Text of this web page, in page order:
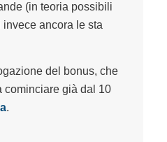
(in teoria possibili
ancora le sta
del bonus, che
cominciare già dal 10
.